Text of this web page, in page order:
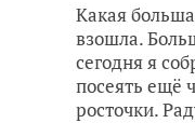
Какая
взошла.
сегодня я
посеять ещё
росточки.